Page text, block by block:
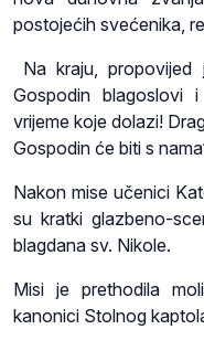
postojećih svećenika,
Na kraju, propovijed
Gospodin
vrijeme koje dolazi!
Gospodin će biti s
Nakon mise učenici
su kratki glazbeno-
blagdana sv. Nikole.
Misi je prethodila
kanonici Stolnog